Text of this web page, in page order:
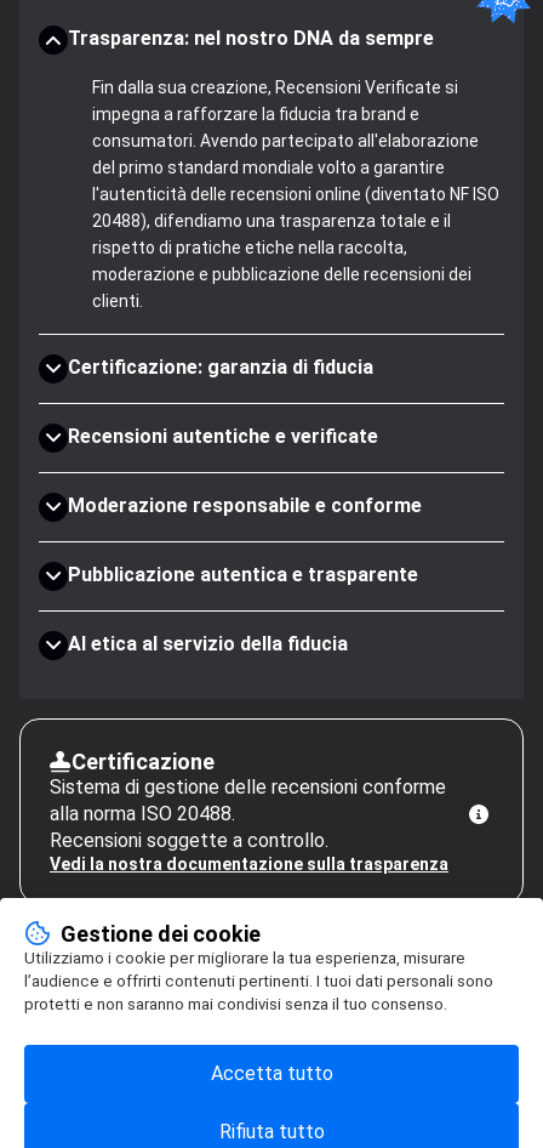
Trasparenza: nel nostro DNA da sempre
Fin dalla sua creazione, Recensioni Verificate si
impegna a rafforzare la fiducia tra brand e
consumatori. Avendo partecipato all'elaborazione
del primo standard mondiale volto a garantire
l'autenticità delle recensioni online (diventato NF ISO
20488), difendiamo una trasparenza totale e il
rispetto di pratiche etiche nella raccolta,
moderazione e pubblicazione delle recensioni dei
clienti.
Certificazione: garanzia di fiducia
Recensioni autentiche e verificate
Moderazione responsabile e conforme
Pubblicazione autentica e trasparente
AI etica al servizio della fiducia
Certificazione
Sistema di gestione delle recensioni conforme
alla norma ISO 20488.
Recensioni soggette a controllo.
Vedi la nostra documentazione sulla trasparenza
Gestione dei cookie
Utilizziamo i cookie per migliorare la tua esperienza, misurare
l’audience e offrirti contenuti pertinenti. I tuoi dati personali sono
protetti e non saranno mai condivisi senza il tuo consenso.
Rifiuta tutto
Accetta tutto